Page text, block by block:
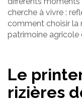
cherche à vivre :
comment choisir la
patrimoine agricole
Le
rizières